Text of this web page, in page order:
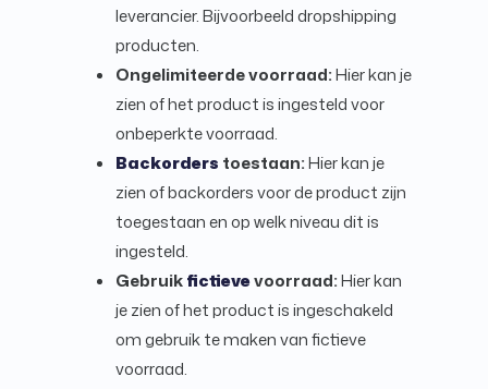
leverancier. Bijvoorbeeld dropshipping
producten.
Ongelimiteerde voorraad:Hier kan je
zien of het product is ingesteld voor
onbeperkte voorraad.
Backorders toestaan:Hier kan je
zien of backorders voor de product zijn
toegestaan en op welk niveau dit is
ingesteld.
Gebruikfictievevoorraad:Hier kan
je zien of het product is ingeschakeld
om gebruik te maken van fictieve
voorraad.